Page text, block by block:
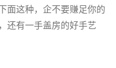
面这种，企不要赚足你的
还有一手盖房的好手艺